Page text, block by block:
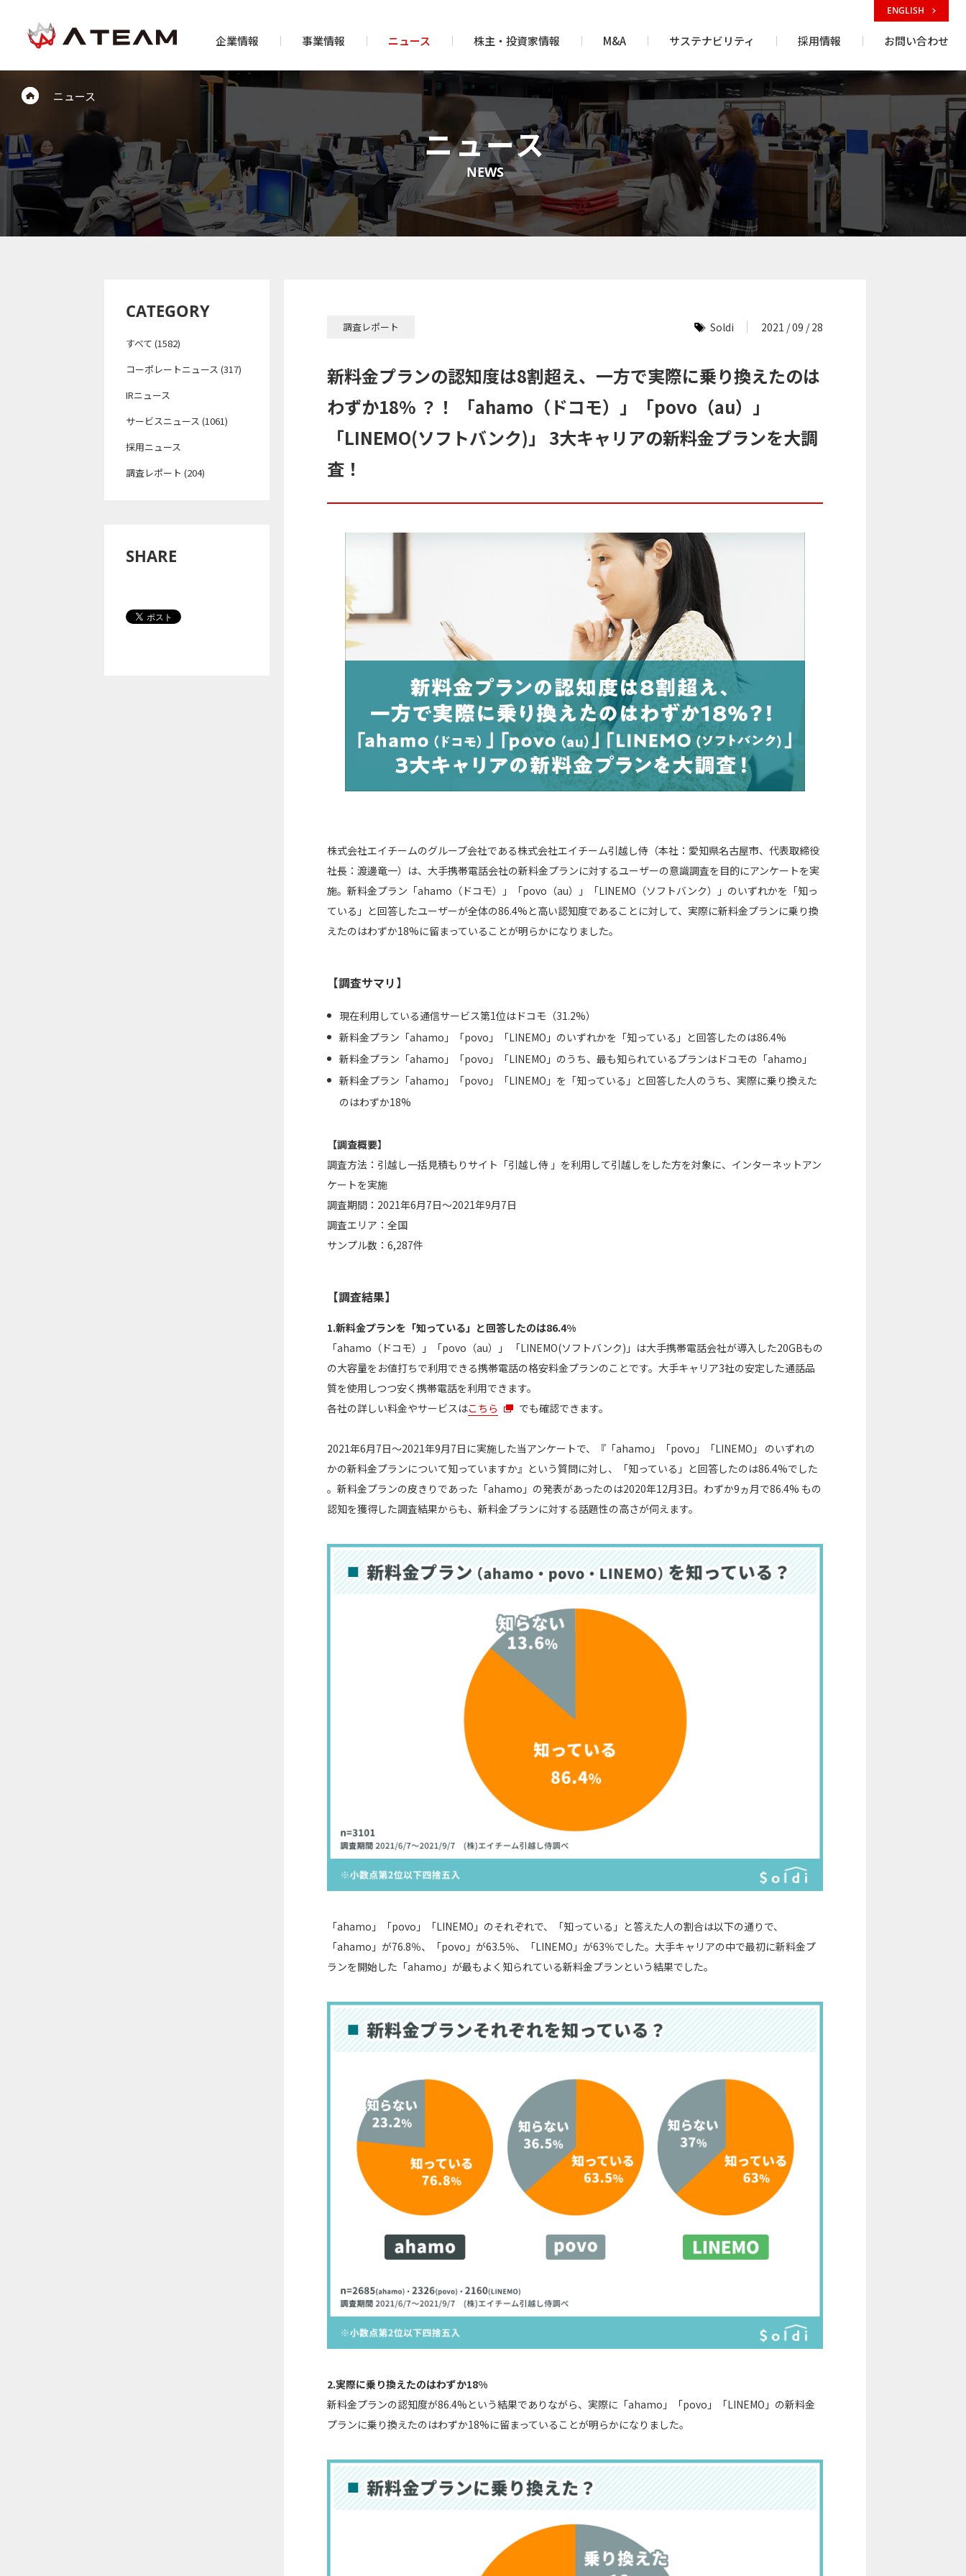
企業情報 事業情報 ニュース 株主・投資家情報 M&A サステナビリティ 採用情報 お問い合わせ
ENGLISH
ニュース
ニュース
NEWS
CATEGORY
すべて (1582)
コーポレートニュース (317)
IRニュース
サービスニュース (1061)
採用ニュース
調査レポート (204)
SHARE
調査レポート Soldi 2021 / 09 / 28
新料金プランの認知度は8割超え、一方で実際に乗り換えたのは
わずか18% ？！ 「ahamo（ドコモ）」「povo（au）」
「LINEMO(ソフトバンク)」 3大キャリアの新料金プランを大調
査！
株式会社エイチームのグループ会社である株式会社エイチーム引越し侍（本社：愛知県名古屋市、代表取締役
社長：渡邊竜一）は、大手携帯電話会社の新料金プランに対するユーザーの意識調査を目的にアンケートを実
施。新料金プラン「ahamo（ドコモ）」「povo（au）」「LINEMO（ソフトバンク）」のいずれかを「知っ
ている」と回答したユーザーが全体の86.4%と高い認知度であることに対して、実際に新料金プランに乗り換
えたのはわずか18%に留まっていることが明らかになりました。
【調査サマリ】
現在利用している通信サービス第1位はドコモ（31.2%）
新料金プラン「ahamo」「povo」「LINEMO」のいずれかを「知っている」と回答したのは86.4%
新料金プラン「ahamo」「povo」「LINEMO」のうち、最も知られているプランはドコモの「ahamo」
新料金プラン「ahamo」「povo」「LINEMO」を「知っている」と回答した人のうち、実際に乗り換えた
のはわずか18%
【調査概要】
調査方法：引越し一括見積もりサイト「引越し侍 」を利用して引越しをした方を対象に、インターネットアン
ケートを実施
調査期間：2021年6月7日～2021年9月7日
調査エリア：全国
サンプル数：6,287件
【調査結果】
1.新料金プランを「知っている」と回答したのは86.4%
「ahamo（ドコモ）」「povo（au）」 「LINEMO(ソフトバンク)」は大手携帯電話会社が導入した20GBもの
の大容量をお値打ちで利用できる携帯電話の格安料金プランのことです。大手キャリア3社の安定した通話品
質を使用しつつ安く携帯電話を利用できます。
各社の詳しい料金やサービスはこちら でも確認できます。
2021年6月7日～2021年9月7日に実施した当アンケートで、『「ahamo」「povo」「LINEMO」 のいずれの
かの新料金プランについて知っていますか』という質問に対し、「知っている」と回答したのは86.4%でした
。新料金プランの皮きりであった「ahamo」の発表があったのは2020年12月3日。わずか9ヵ月で86.4% もの
認知を獲得した調査結果からも、新料金プランに対する話題性の高さが伺えます。
「ahamo」「povo」「LINEMO」のそれぞれで、「知っている」と答えた人の割合は以下の通りで、
「ahamo」が76.8％、「povo」が63.5％、「LINEMO」が63％でした。大手キャリアの中で最初に新料金プ
ランを開始した「ahamo」が最もよく知られている新料金プランという結果でした。
2.実際に乗り換えたのはわずか18%
新料金プランの認知度が86.4%という結果でありながら、実際に「ahamo」「povo」「LINEMO」の新料金
プランに乗り換えたのはわずか18%に留まっていることが明らかになりました。